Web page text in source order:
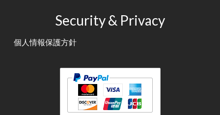
Security & Privacy
個人情報保護方針